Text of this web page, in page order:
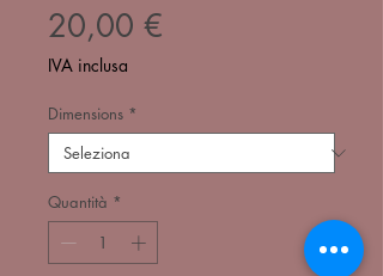
20,00 €
IVA inclusa
Dimensions *
Quantità *